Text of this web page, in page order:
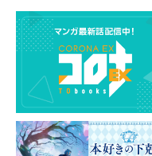
素材：陶器
サイズ：口径約
280cc（満水）
原産国：中国
■電子レンジ不可